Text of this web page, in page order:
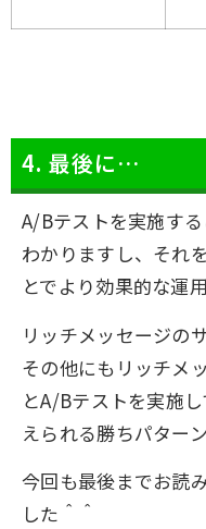
4. 最後に…
A/Bテストを実施す
わかりますし、それ
とでより効果的な運
リッチメッセージの
その他にもリッチメ
とA/Bテストを実施
えられる勝ちパター
今回も最後までお読
した＾＾